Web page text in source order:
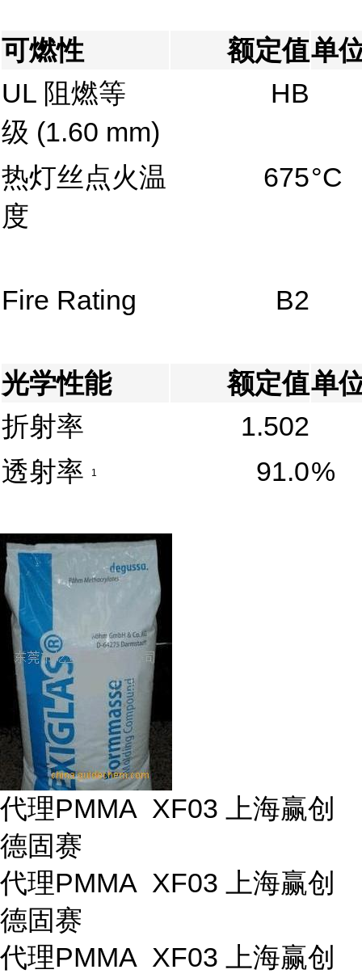
可燃性 额定值单
UL 阻燃等
级 (1.60 mm)
HB
热灯丝点火温
度
675°C
Fire Rating B2
光学性能 额定值单
折射率
1.502
透射率
1 91.0%
代理PMMA XF03 上海赢创
德固赛
代理PMMA XF03 上海赢创
德固赛
代理PMMA XF03 上海赢创